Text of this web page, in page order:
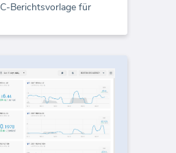
Berichtsvorlage für